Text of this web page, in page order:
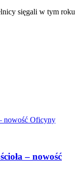
sięgali w tym roku
– nowość